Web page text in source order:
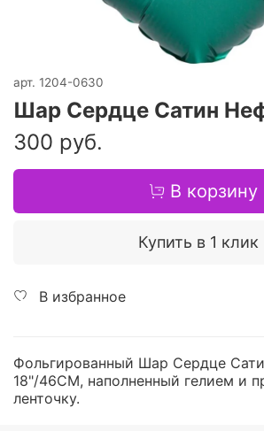
арт. 1204-0630
Шар Сердце Сатин
300 руб.
В корзину
Купить в 1 клик
В избранное
Фольгированный Шар Сердце
18"/46СМ, наполненный гелием и
ленточку.